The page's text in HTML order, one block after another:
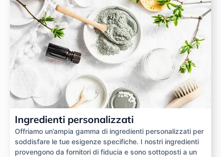
Ingredienti personalizzati
Offriamo un’ampia gamma di ingredienti personalizzati per
soddisfare le tue esigenze specifiche. I nostri ingredienti
provengono da fornitori di fiducia e sono sottoposti a un